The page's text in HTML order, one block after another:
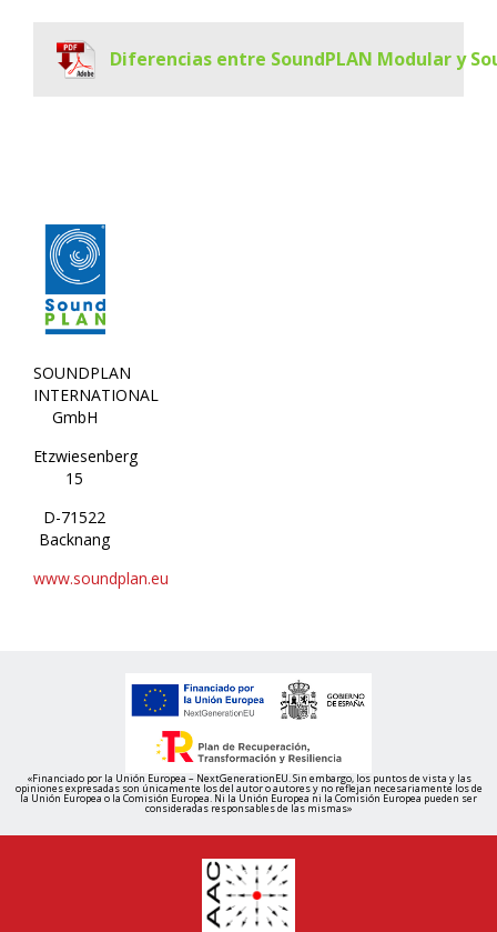
Diferencias entre SoundPLAN Modular y
SOUNDPLAN
INTERNATIONAL
GmbH
Etzwiesenberg
15
D-71522
Backnang
www.soundplan.eu
«Financiado por la Unión Europea – NextGenerationEU. Sin embargo, los puntos de vista y las
opiniones expresadas son únicamente los del autor o autores y no reflejan necesariamente los de
la Unión Europea o la Comisión Europea. Ni la Unión Europea ni la Comisión Europea pueden ser
consideradas responsables de las mismas»